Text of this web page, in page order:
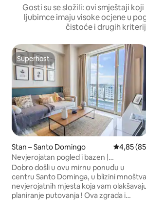
Gosti su se složili: ovi smještaji
ljubimce imaju visoke ocjene u
čistoće i drugih
Superhost
Superhost
Stan – Santo Domingo
4,85
Nevjerojatan pogled i bazen |
LuxuryCondo @DTSD
Dobro došli u ovu mirnu ponudu u
centru Santo Dominga, u blizini mnoštva
nevjerojatnih mjesta koja vam
planiranje putovanja ! Ova zgrada i